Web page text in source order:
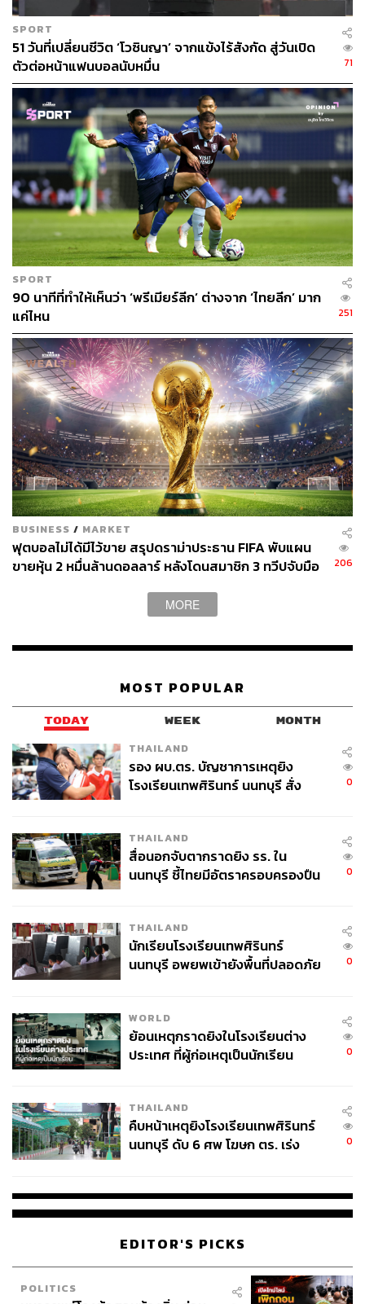
ภาพ:fabriziorom, harrykane / Instagram
TAGS: กีฬาฟุตบอล Harry Kane รูปปั้น
ABOUT THE AUTHOR
โปรดิวเซอร์ คอลัมนิสต์ และบรรณาธิการ ผู้
หลงใหลในความตื่นเต้นของกีฬาและความ
สงบของการอ่านหนังสือเงียบๆ
SPORT
51 วันที่เปลี่ยนชีวิต ‘โวซินญา’ จากแข้งไร้สังกัด สู่วันเปิด
ตัวต่อหน้าแฟนบอลนับหมื่น
71
SPORT
90 นาทีที่ทำให้เห็นว่า ‘พรีเมียร์ลีก’ ต่างจาก ‘ไทยลีก’ มาก
แค่ไหน
251
BUSINESS / MARKET
ฟุตบอลไม่ได้มีไว้ขาย สรุปดราม่าประธาน FIFA พับแผน
ขายหุ้น 2 หมื่นล้านดอลลาร์ หลังโดนสมาชิก 3 ทวีปจับมือ
206
MORE
MOST POPULAR
TODAY WEEK MONTH
THAILAND
รอง ผบ.ตร. บัญชาการเหตุยิง
โรงเรียนเทพศิรินทร์ นนทบุรี สั่ง
0
THAILAND
สื่อนอกจับตากราดยิง รร. ใน
นนทบุรี ชี้ไทยมีอัตราครอบครองปืน
0
THAILAND
นักเรียนโรงเรียนเทพศิรินทร์
นนทบุรี อพยพเข้ายังพื้นที่ปลอดภัย
0
WORLD
ย้อนเหตุกราดยิงในโรงเรียนต่าง
ประเทศ ที่ผู้ก่อเหตุเป็นนักเรียน
0
THAILAND
คืบหน้าเหตุยิงโรงเรียนเทพศิรินทร์
นนทบุรี ดับ 6 ศพ โฆษก ตร. เร่ง
0
EDITOR'S PICKS
POLITICS